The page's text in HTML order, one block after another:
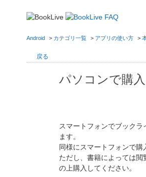
Android > カテゴリ一覧 > アプリの使い方 >
戻る
パソコンで購
スマートフォンでブック
ます。
同様にスマートフォンで購
ただし、書籍によっては
の上購入してください。